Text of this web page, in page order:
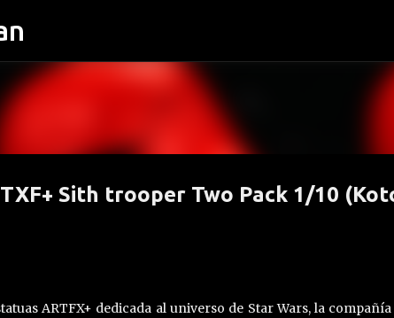
Sith trooper Two Pack 1/10
ARTFX+ dedicada al universo de Star Wars, la